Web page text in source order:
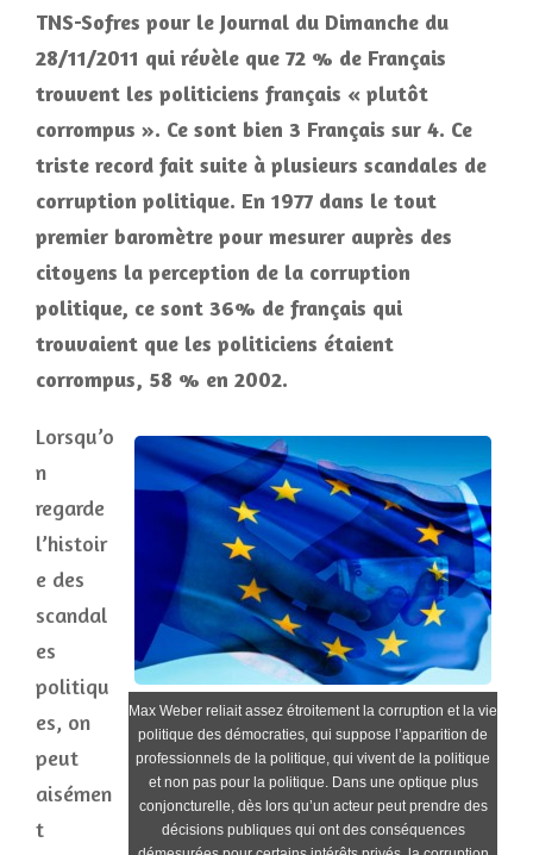
TNS-Sofres pour le Journal du Dimanche du
28/11/2011 qui révèle que 72 % de Français
trouvent les politiciens français « plutôt
corrompus ». Ce sont bien 3 Français sur 4. Ce
triste record fait suite à plusieurs scandales de
corruption politique. En 1977 dans le tout
premier baromètre pour mesurer auprès des
citoyens la perception de la corruption
politique, ce sont 36% de français qui
trouvaient que les politiciens étaient
corrompus, 58 % en 2002.
Max Weber reliait assez étroitement la corruption et la vie
politique des démocraties, qui suppose l’apparition de
professionnels de la politique, qui vivent de la politique
et non pas pour la politique. Dans une optique plus
conjoncturelle, dès lors qu’un acteur peut prendre des
décisions publiques qui ont des conséquences
Lorsqu’o
n
regarde
l’histoir
e des
scandal
es
politiqu
es, on
peut
aisémen
t